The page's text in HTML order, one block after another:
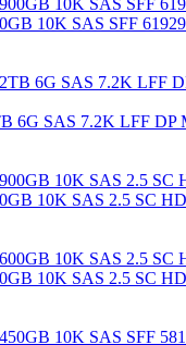
10K SAS SFF
6G SAS 7.2K LFF DP
10K SAS 2.5 SC
10K SAS 2.5 SC